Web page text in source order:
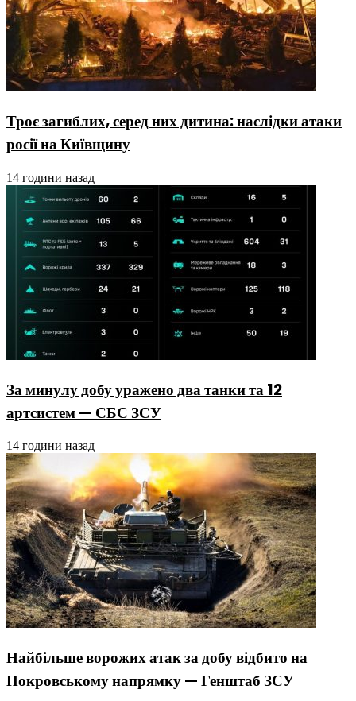
Троє загиблих, серед них дитина: наслідки атаки
росії на Київщину
14 години назад
За минулу добу уражено два танки та 12
артсистем — СБС ЗСУ
14 години назад
Найбільше ворожих атак за добу відбито на
Покровському напрямку — Генштаб ЗСУ